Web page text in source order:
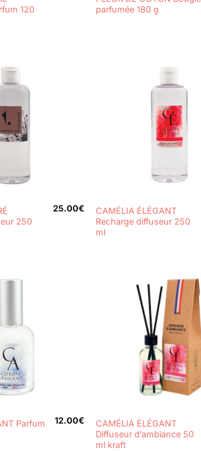
120
parfumée 180 g
250
25.00€
CAMÉLIA ÉLÉGANT
Recharge diffuseur 250
ml
Parfum
12.00€
CAMÉLIA ÉLÉGANT
Diffuseur d’ambiance 50
ml kraft